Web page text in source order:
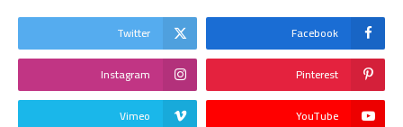
Facebook
Twitter
Pinterest
Instagram
YouTube
Vimeo